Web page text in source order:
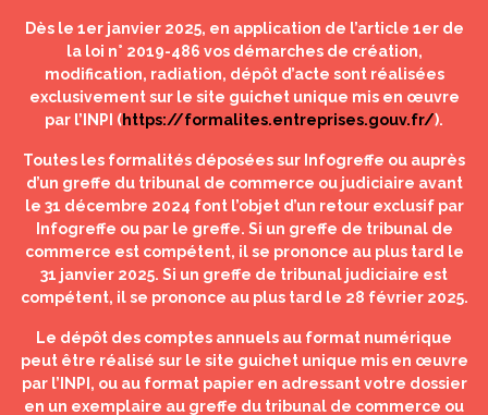
Dès le 1er janvier 2025, en application de l’article 1er de
la loi n° 2019-486 vos démarches de création,
modification, radiation, dépôt d’acte sont réalisées
exclusivement sur le site guichet unique mis en œuvre
par l’INPI (https://formalites.entreprises.gouv.fr/).
Toutes les formalités déposées sur Infogreffe ou auprès
d’un greffe du tribunal de commerce ou judiciaire avant
le 31 décembre 2024 font l’objet d’un retour exclusif par
Infogreffe ou par le greffe. Si un greffe de tribunal de
commerce est compétent, il se prononce au plus tard le
31 janvier 2025. Si un greffe de tribunal judiciaire est
compétent, il se prononce au plus tard le 28 février 2025.
Le dépôt des comptes annuels au format numérique
peut être réalisé sur le site guichet unique mis en œuvre
par l’INPI, ou au format papier en adressant votre dossier
en un exemplaire au greffe du tribunal de commerce ou